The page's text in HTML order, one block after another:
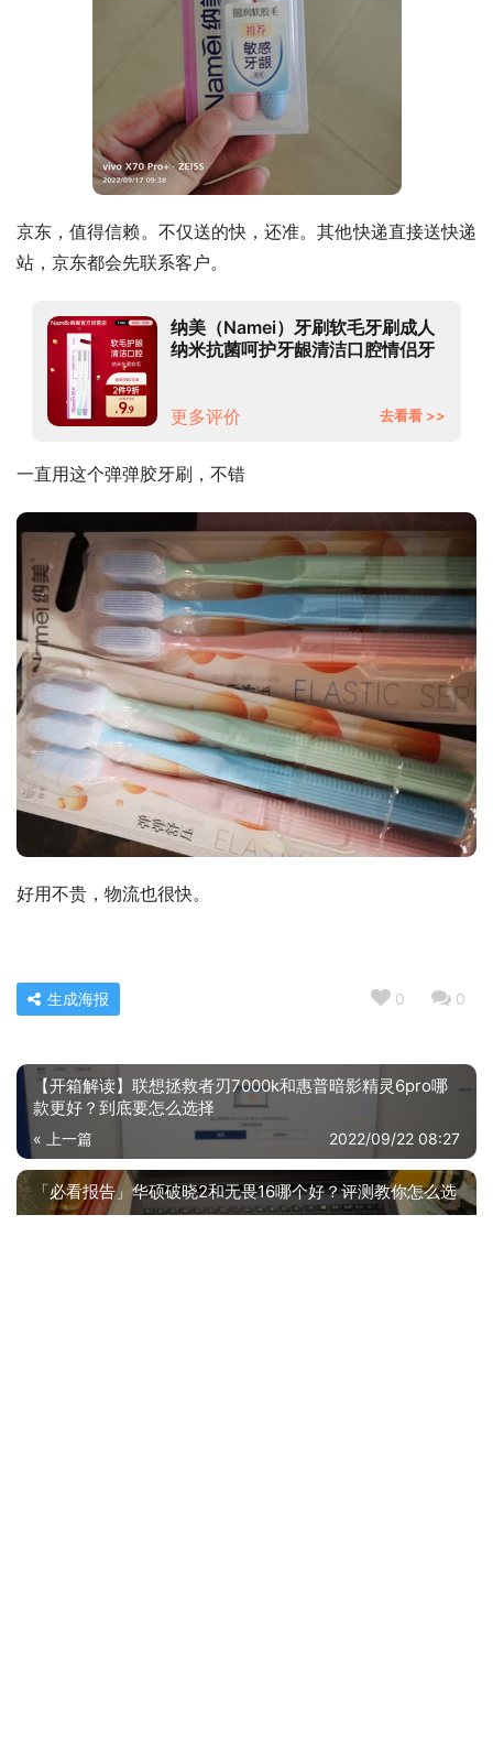
京东，值得信赖。不仅送的快，还准。其他快递直接送快递
站，京东都会先联系客户。
纳美（Namei）牙刷软毛牙刷成人
纳米抗菌呵护牙龈清洁口腔情侣牙
更多评价 去看看 >>
一直用这个弹弹胶牙刷，不错
好用不贵，物流也很快。
0 0
生成海报
【开箱解读】联想拯救者刃7000k和惠普暗影精灵6pro哪
款更好？到底要怎么选择
« 上一篇 2022/09/22 08:27
「必看报告」华硕破晓2和无畏16哪个好？评测教你怎么选